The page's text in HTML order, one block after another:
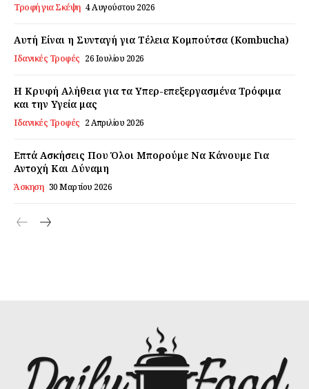
Τροφή για Σκέψη 4 Αυγούστου 2026
Αυτή Είναι η Συνταγή για Τέλεια Κομπούτσα (Kombucha)
Ιδανικές Τροφές 26 Ιουλίου 2026
Η Κρυφή Αλήθεια για τα Υπερ-επεξεργασμένα Τρόφιμα
και την Υγεία μας
Ιδανικές Τροφές 2 Απριλίου 2026
Επτά Ασκήσεις Που Όλοι Μπορούμε Να Κάνουμε Για
Αντοχή Και Δύναμη
Άσκηση 30 Μαρτίου 2026